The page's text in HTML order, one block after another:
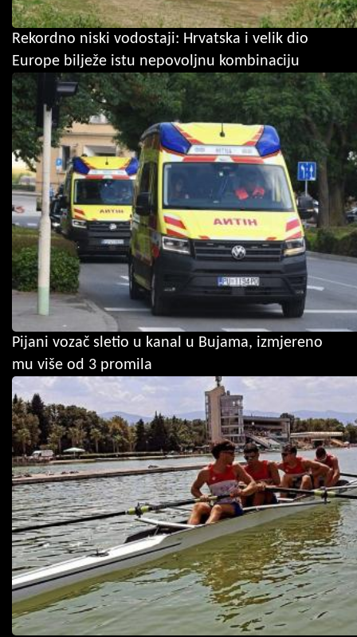
Rekordno niski vodostaji: Hrvatska i velik dio
Europe bilježe istu nepovoljnu kombinaciju
Pijani vozač sletio u kanal u Bujama, izmjereno
mu više od 3 promila